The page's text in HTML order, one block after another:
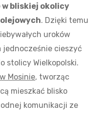
w bliskiej okolicy
. Dzięki temu
uroków
jednocześnie cieszyć
stolicy Wielkopolski.
Mosinie, tworząc
mieszkać blisko
komunikacji ze